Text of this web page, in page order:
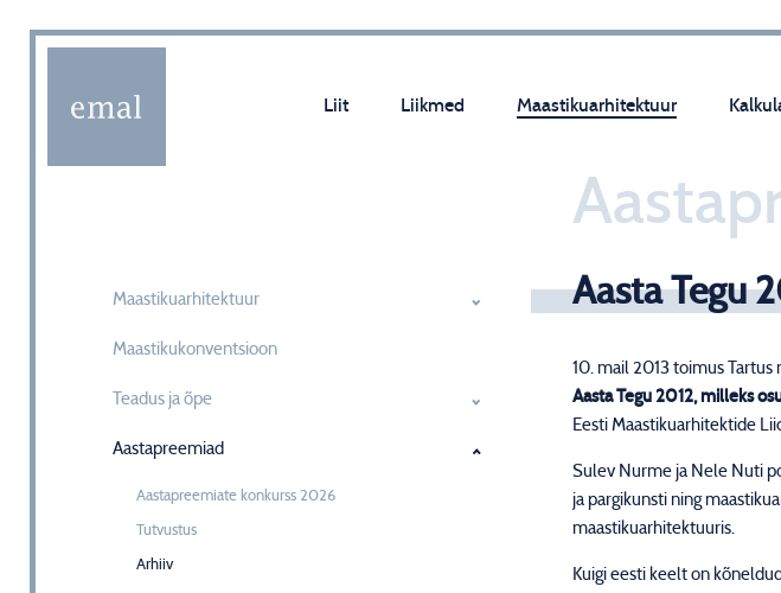
Liit Liikmed Maastikuarhitektuur
Maastikuarhitektuur
Maastikukonventsioon
Teadus ja õpe
Aastapreemiad
Aastapreemiate konkurss 2026
Tutvustus
Arhiiv
Aasta Tegu
10. mail 2013 toimus
Aasta Tegu 2012, milleks
Eesti Maastikuarhitektide
Sulev Nurme ja Nele Nuti
ja pargikunsti ning
maastikuarhitektuuris.
Kuigi eesti keelt on